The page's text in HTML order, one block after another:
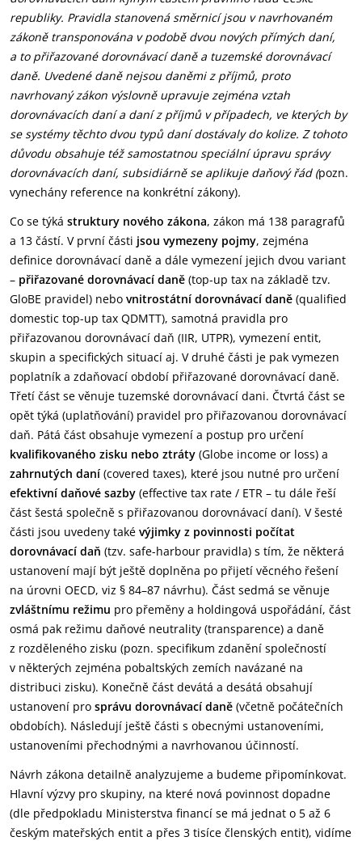
republiky. Pravidla stanovená směrnicí jsou v navrhovaném
zákoně transponována v podobě dvou nových přímých daní,
a to přiřazované dorovnávací daně a tuzemské dorovnávací
daně. Uvedené daně nejsou daněmi z příjmů, proto
navrhovaný zákon výslovně upravuje zejména vztah
dorovnávacích daní a daní z příjmů v případech, ve kterých by
se systémy těchto dvou typů daní dostávaly do kolize. Z tohoto
důvodu obsahuje též samostatnou speciální úpravu správy
dorovnávacích daní, subsidiárně se aplikuje daňový řád (pozn.
vynechány reference na konkrétní zákony).
Co se týká struktury nového zákona, zákon má 138 paragrafů
a 13 částí. V první části jsou vymezeny pojmy, zejména
definice dorovnávací daně a dále vymezení jejich dvou variant
– přiřazované dorovnávací daně (top-up tax na základě tzv.
GloBE pravidel) nebo vnitrostátní dorovnávací daně (qualified
domestic top-up tax QDMTT), samotná pravidla pro
přiřazovanou dorovnávací daň (IIR, UTPR), vymezení entit,
skupin a specifických situací aj. V druhé části je pak vymezen
poplatník a zdaňovací období přiřazované dorovnávací daně.
Třetí část se věnuje tuzemské dorovnávací dani. Čtvrtá část se
opět týká (uplatňování) pravidel pro přiřazovanou dorovnávací
daň. Pátá část obsahuje vymezení a postup pro určení
kvalifikovaného zisku nebo ztráty (Globe income or loss) a
zahrnutých daní (covered taxes), které jsou nutné pro určení
efektivní daňové sazby (effective tax rate / ETR – tu dále řeší
část šestá společně s přiřazovanou dorovnávací daní). V šesté
části jsou uvedeny také výjimky z povinnosti počítat
dorovnávací daň (tzv. safe-harbour pravidla) s tím, že některá
ustanovení mají být ještě doplněna po přijetí věcného řešení
na úrovni OECD, viz § 84–87 návrhu). Část sedmá se věnuje
zvláštnímu režimu pro přeměny a holdingová uspořádání, část
osmá pak režimu daňové neutrality (transparence) a daně
z rozděleného zisku (pozn. specifikum zdanění společností
v některých zejména pobaltských zemích navázané na
distribuci zisku). Konečně část devátá a desátá obsahují
ustanovení pro správu dorovnávací daně (včetně počátečních
obdobích). Následují ještě části s obecnými ustanoveními,
ustanoveními přechodnými a navrhovanou účinností.
Návrh zákona detailně analyzujeme a budeme připomínkovat.
Hlavní výzvy pro skupiny, na které nová povinnost dopadne
(dle předpokladu Ministerstva financí se má jednat o 5 až 6
českým mateřských entit a přes 3 tisíce členských entit), vidíme